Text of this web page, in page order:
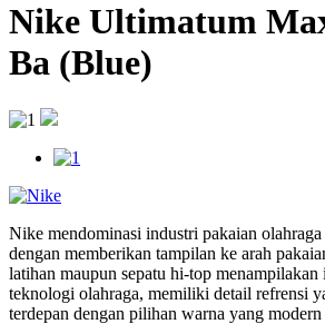
Nike Ultimatum
Ba (Blue)
Nike mendominasi industri pakaian
dengan memberikan tampilan ke arah
latihan maupun sepatu hi-top menampilakan
teknologi olahraga, memiliki detail refrensi
terdepan dengan pilihan warna yang